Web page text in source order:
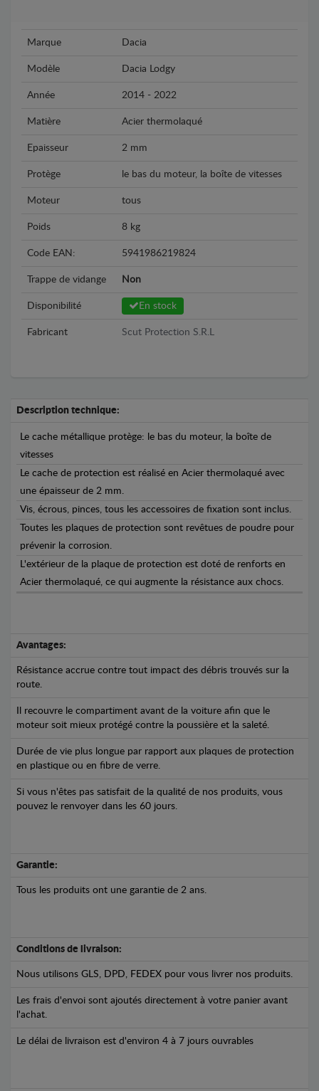
Marque Dacia
Modèle Dacia Lodgy
Année 2014 - 2022
Matière Acier thermolaqué
Epaisseur 2 mm
Protège le bas du moteur, la boîte de vitesses
Moteur tous
Poids 8 kg
Code EAN: 5941986219824
Trappe de vidange Non
Disponibilité En stock
Fabricant Scut Protection S.R.L
Description technique:
Le cache métallique protège: le bas du moteur, la boîte de
vitesses
Le cache de protection est réalisé en Acier thermolaqué avec
une épaisseur de 2 mm.
Vis, écrous, pinces, tous les accessoires de fixation sont inclus.
Toutes les plaques de protection sont revêtues de poudre pour
prévenir la corrosion.
L'extérieur de la plaque de protection est doté de renforts en
Acier thermolaqué, ce qui augmente la résistance aux chocs.
Avantages:
Résistance accrue contre tout impact des débris trouvés sur la
route.
Il recouvre le compartiment avant de la voiture afin que le
moteur soit mieux protégé contre la poussière et la saleté.
Durée de vie plus longue par rapport aux plaques de protection
en plastique ou en fibre de verre.
Si vous n'êtes pas satisfait de la qualité de nos produits, vous
pouvez le renvoyer dans les 60 jours.
Garantie:
Tous les produits ont une garantie de 2 ans.
Conditions de livraison:
Nous utilisons GLS, DPD, FEDEX pour vous livrer nos produits.
Les frais d'envoi sont ajoutés directement à votre panier avant
l'achat.
Le délai de livraison est d'environ 4 à 7 jours ouvrables